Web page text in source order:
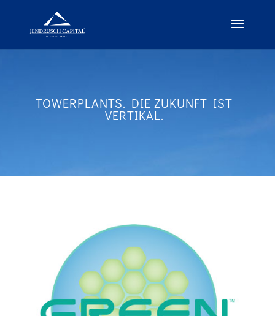
TOWERPLANTS. DIE ZUKUNFT IST
VERTIKAL.